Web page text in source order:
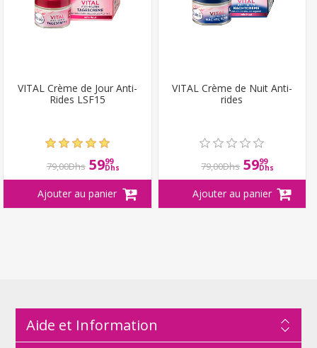
VITAL Crème de Jour Anti-
Rides LSF15
79,00Dhs 5999
Dhs
VITAL Crème de Nuit Anti-
rides
79,00Dhs 5999
Dhs
Aide et Information